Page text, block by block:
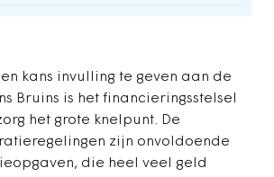
kans invulling te geven aan de
Bruins is het financieringsstelsel
het grote knelpunt. De
zijn onvoldoende
die heel veel geld